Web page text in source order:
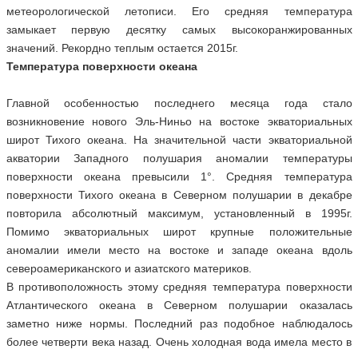
метеорологической летописи. Его средняя температура
замыкает первую десятку самых высокоранжированных
значений. Рекордно теплым остается 2015г.
Температура поверхности океана
Главной особенностью последнего месяца года стало
возникновение нового Эль-Ниньо на востоке экваториальных
широт Тихого океана. На значительной части экваториальной
акватории Западного полушария аномалии температуры
поверхности океана превысили 1°. Средняя температура
поверхности Тихого океана в Северном полушарии в декабре
повторила абсолютный максимум, установленный в 1995г.
Помимо экваториальных широт крупные положительные
аномалии имели место на востоке и западе океана вдоль
североамериканского и азиатского материков.
В противоположность этому средняя температура поверхности
Атлантического океана в Северном полушарии оказалась
заметно ниже нормы. Последний раз подобное наблюдалось
более четверти века назад. Очень холодная вода имела место в